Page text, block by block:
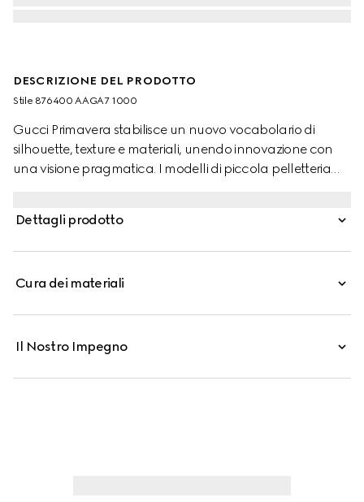
DESCRIZIONE DEL PRODOTTO
Stile ‎876400 AAGA7 1000
Gucci Primavera stabilisce un nuovo vocabolario di
silhouette, texture e materiali, unendo innovazione con
una visione pragmatica. I modelli di piccola pelletteria
portacarte bi-fold dal design sottile e compatto.
Dettagli prodotto
Cura dei materiali
Il Nostro Impegno